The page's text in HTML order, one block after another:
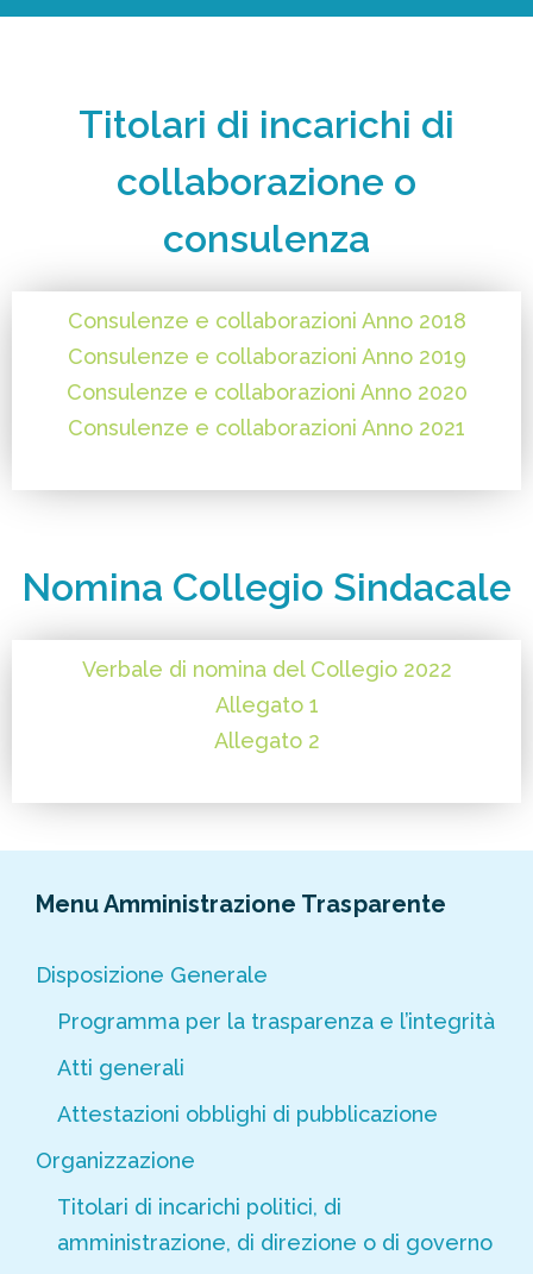
Titolari di incarichi di
collaborazione o
consulenza
Consulenze e collaborazioni Anno 2018
Consulenze e collaborazioni Anno 2019
Consulenze e collaborazioni Anno 2020
Consulenze e collaborazioni Anno 2021
Nomina Collegio Sindacale
Verbale di nomina del Collegio 2022
Allegato 1
Allegato 2
Menu Amministrazione Trasparente
Disposizione Generale
Programma per la trasparenza e l’integrità
Atti generali
Attestazioni obblighi di pubblicazione
Organizzazione
Titolari di incarichi politici, di
amministrazione, di direzione o di governo